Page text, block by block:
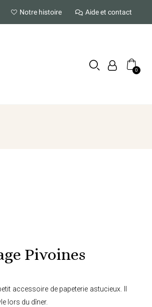
Notre histoire Aide et contact
Pivoines
accessoire de papeterie astucieux. Il
lors du dîner.